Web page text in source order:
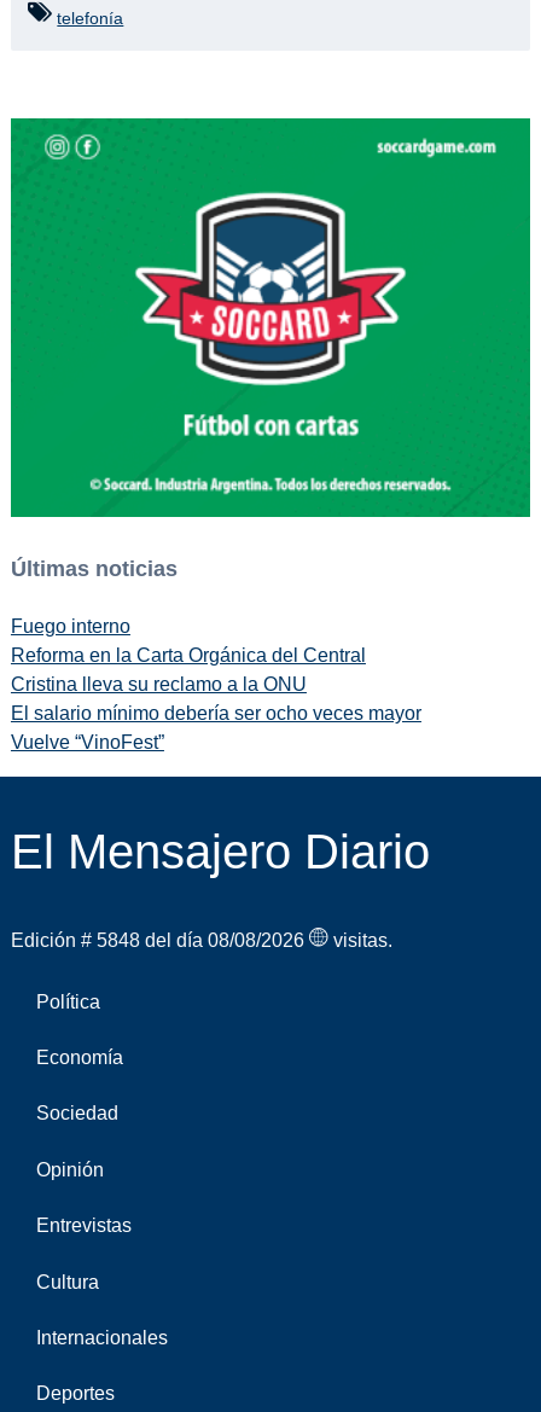
telefonía
Últimas noticias
Fuego interno
Reforma en la Carta Orgánica del Central
Cristina lleva su reclamo a la ONU
El salario mínimo debería ser ocho veces mayor
Vuelve “VinoFest”
El Mensajero Diario
Edición # 5848 del día 08/08/2026 visitas.
Política
Economía
Sociedad
Opinión
Entrevistas
Cultura
Internacionales
Deportes